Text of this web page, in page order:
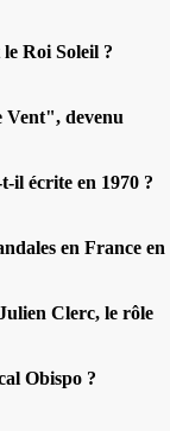
Roi Soleil ?
Vent", devenu
il écrite en 1970 ?
en France en
Clerc, le rôle
Obispo ?